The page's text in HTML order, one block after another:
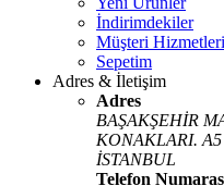
İndirimdekiler
Müşteri Hizmetleri
Sepetim
Adres & İletişim
Adres
BAŞAKŞEHİR
KONAKLARI.
İSTANBUL
Telefon